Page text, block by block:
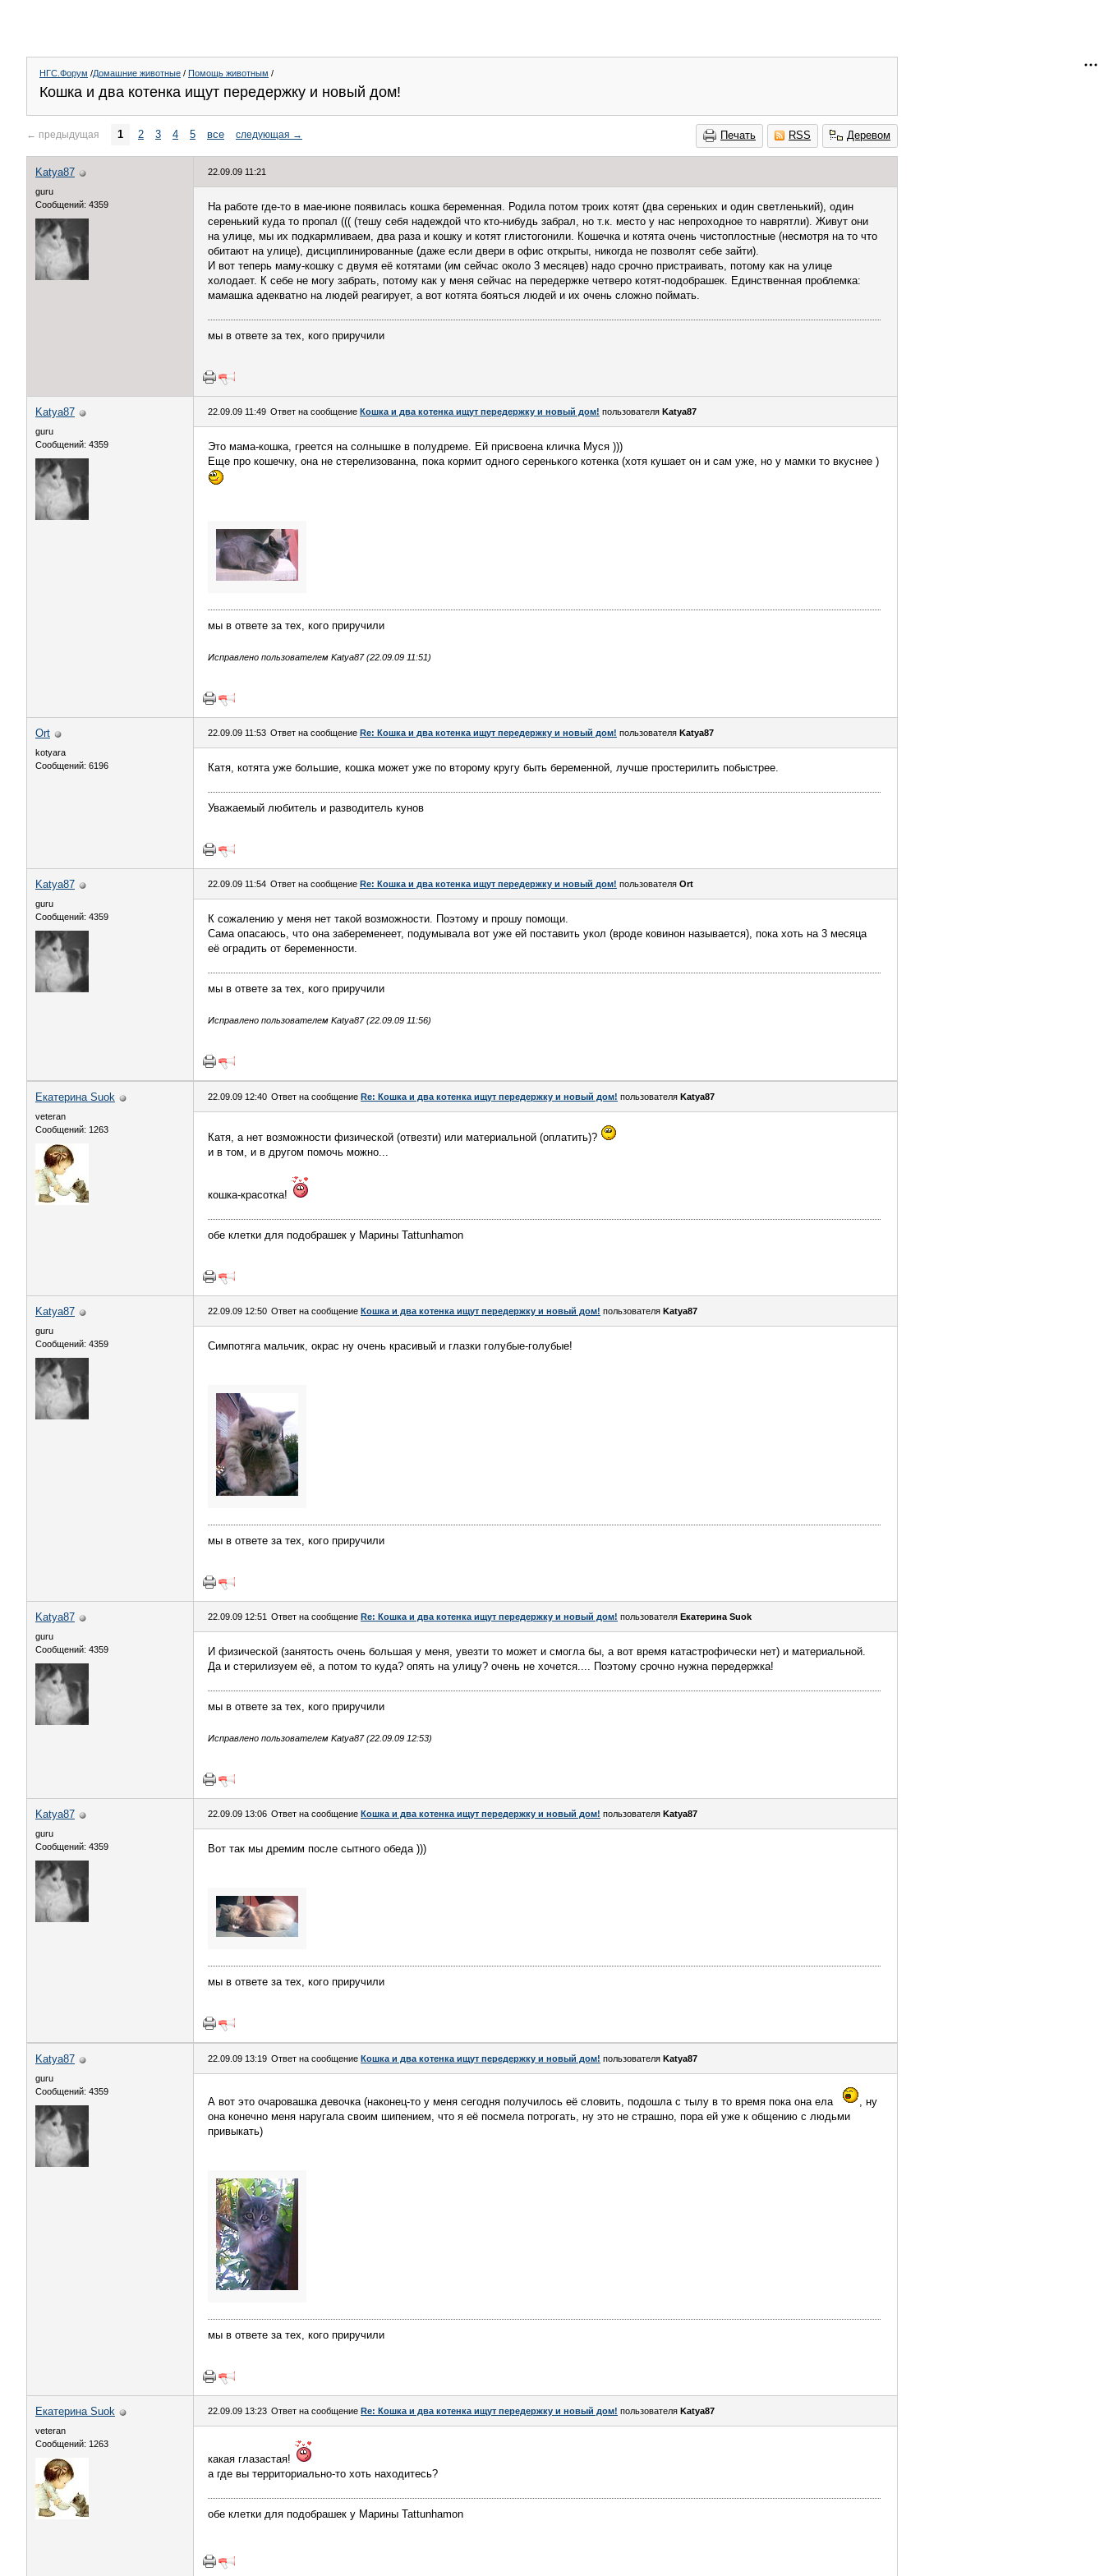
НГС.Форум /Домашние животные / Помощь животным /
Кошка и два котенка ищут передержку и новый дом!
Печать RSS Деревом
← предыдущая 1 2 3 4 5 все следующая →
Katya87
guru
Сообщений: 4359
22.09.09 11:21
На работе где-то в мае-июне появилась кошка беременная. Родила потом троих котят (два сереньких и один светленький), один
серенький куда то пропал ((( (тешу себя надеждой что кто-нибудь забрал, но т.к. место у нас непроходное то наврятли). Живут они
на улице, мы их подкармливаем, два раза и кошку и котят глистогонили. Кошечка и котята очень чистоплостные (несмотря на то что
обитают на улице), дисциплинированные (даже если двери в офис открыты, никогда не позволят себе зайти).
И вот теперь маму-кошку с двумя её котятами (им сейчас около 3 месяцев) надо срочно пристраивать, потому как на улице
холодает. К себе не могу забрать, потому как у меня сейчас на передержке четверо котят-подобрашек. Единственная проблемка:
мамашка адекватно на людей реагирует, а вот котята бояться людей и их очень сложно поймать.
мы в ответе за тех, кого приручили
Katya87
guru
Сообщений: 4359
22.09.09 11:49 Ответ на сообщение Кошка и два котенка ищут передержку и новый дом! пользователя Katya87
Это мама-кошка, греется на солнышке в полудреме. Ей присвоена кличка Муся )))
Еще про кошечку, она не стерелизованна, пока кормит одного серенького котенка (хотя кушает он и сам уже, но у мамки то вкуснее )
мы в ответе за тех, кого приручили
Исправлено пользователем Katya87 (22.09.09 11:51)
Ort
kotyara
Сообщений: 6196
22.09.09 11:53 Ответ на сообщение Re: Кошка и два котенка ищут передержку и новый дом! пользователя Katya87
Катя, котята уже большие, кошка может уже по второму кругу быть беременной, лучше простерилить побыстрее.
Уважаемый любитель и разводитель кунов
Katya87
guru
Сообщений: 4359
22.09.09 11:54 Ответ на сообщение Re: Кошка и два котенка ищут передержку и новый дом! пользователя Ort
К сожалению у меня нет такой возможности. Поэтому и прошу помощи.
Сама опасаюсь, что она забеременеет, подумывала вот уже ей поставить укол (вроде ковинон называется), пока хоть на 3 месяца
её оградить от беременности.
мы в ответе за тех, кого приручили
Исправлено пользователем Katya87 (22.09.09 11:56)
Екатерина Suok
veteran
Сообщений: 1263
22.09.09 12:40 Ответ на сообщение Re: Кошка и два котенка ищут передержку и новый дом! пользователя Katya87
Катя, а нет возможности физической (отвезти) или материальной (оплатить)?
и в том, и в другом помочь можно...
кошка-красотка!
обе клетки для подобрашек у Марины Tattunhamon
Katya87
guru
Сообщений: 4359
22.09.09 12:50 Ответ на сообщение Кошка и два котенка ищут передержку и новый дом! пользователя Katya87
Симпотяга мальчик, окрас ну очень красивый и глазки голубые-голубые!
мы в ответе за тех, кого приручили
Katya87
guru
Сообщений: 4359
22.09.09 12:51 Ответ на сообщение Re: Кошка и два котенка ищут передержку и новый дом! пользователя Екатерина Suok
И физической (занятость очень большая у меня, увезти то может и смогла бы, а вот время катастрофически нет) и материальной.
Да и стерилизуем её, а потом то куда? опять на улицу? очень не хочется.... Поэтому срочно нужна передержка!
мы в ответе за тех, кого приручили
Исправлено пользователем Katya87 (22.09.09 12:53)
Katya87
guru
Сообщений: 4359
22.09.09 13:06 Ответ на сообщение Кошка и два котенка ищут передержку и новый дом! пользователя Katya87
Вот так мы дремим после сытного обеда )))
мы в ответе за тех, кого приручили
Katya87
guru
Сообщений: 4359
22.09.09 13:19 Ответ на сообщение Кошка и два котенка ищут передержку и новый дом! пользователя Katya87
А вот это очаровашка девочка (наконец-то у меня сегодня получилось её словить, подошла с тылу в то время пока она ела
, ну
она конечно меня наругала своим шипением, что я её посмела потрогать, ну это не страшно, пора ей уже к общению с людьми
привыкать)
мы в ответе за тех, кого приручили
Екатерина Suok
veteran
Сообщений: 1263
22.09.09 13:23 Ответ на сообщение Re: Кошка и два котенка ищут передержку и новый дом! пользователя Katya87
какая глазастая!
а где вы территориально-то хоть находитесь?
обе клетки для подобрашек у Марины Tattunhamon